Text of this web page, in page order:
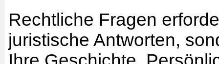
Rechtliche Fragen
juristische Antworten,